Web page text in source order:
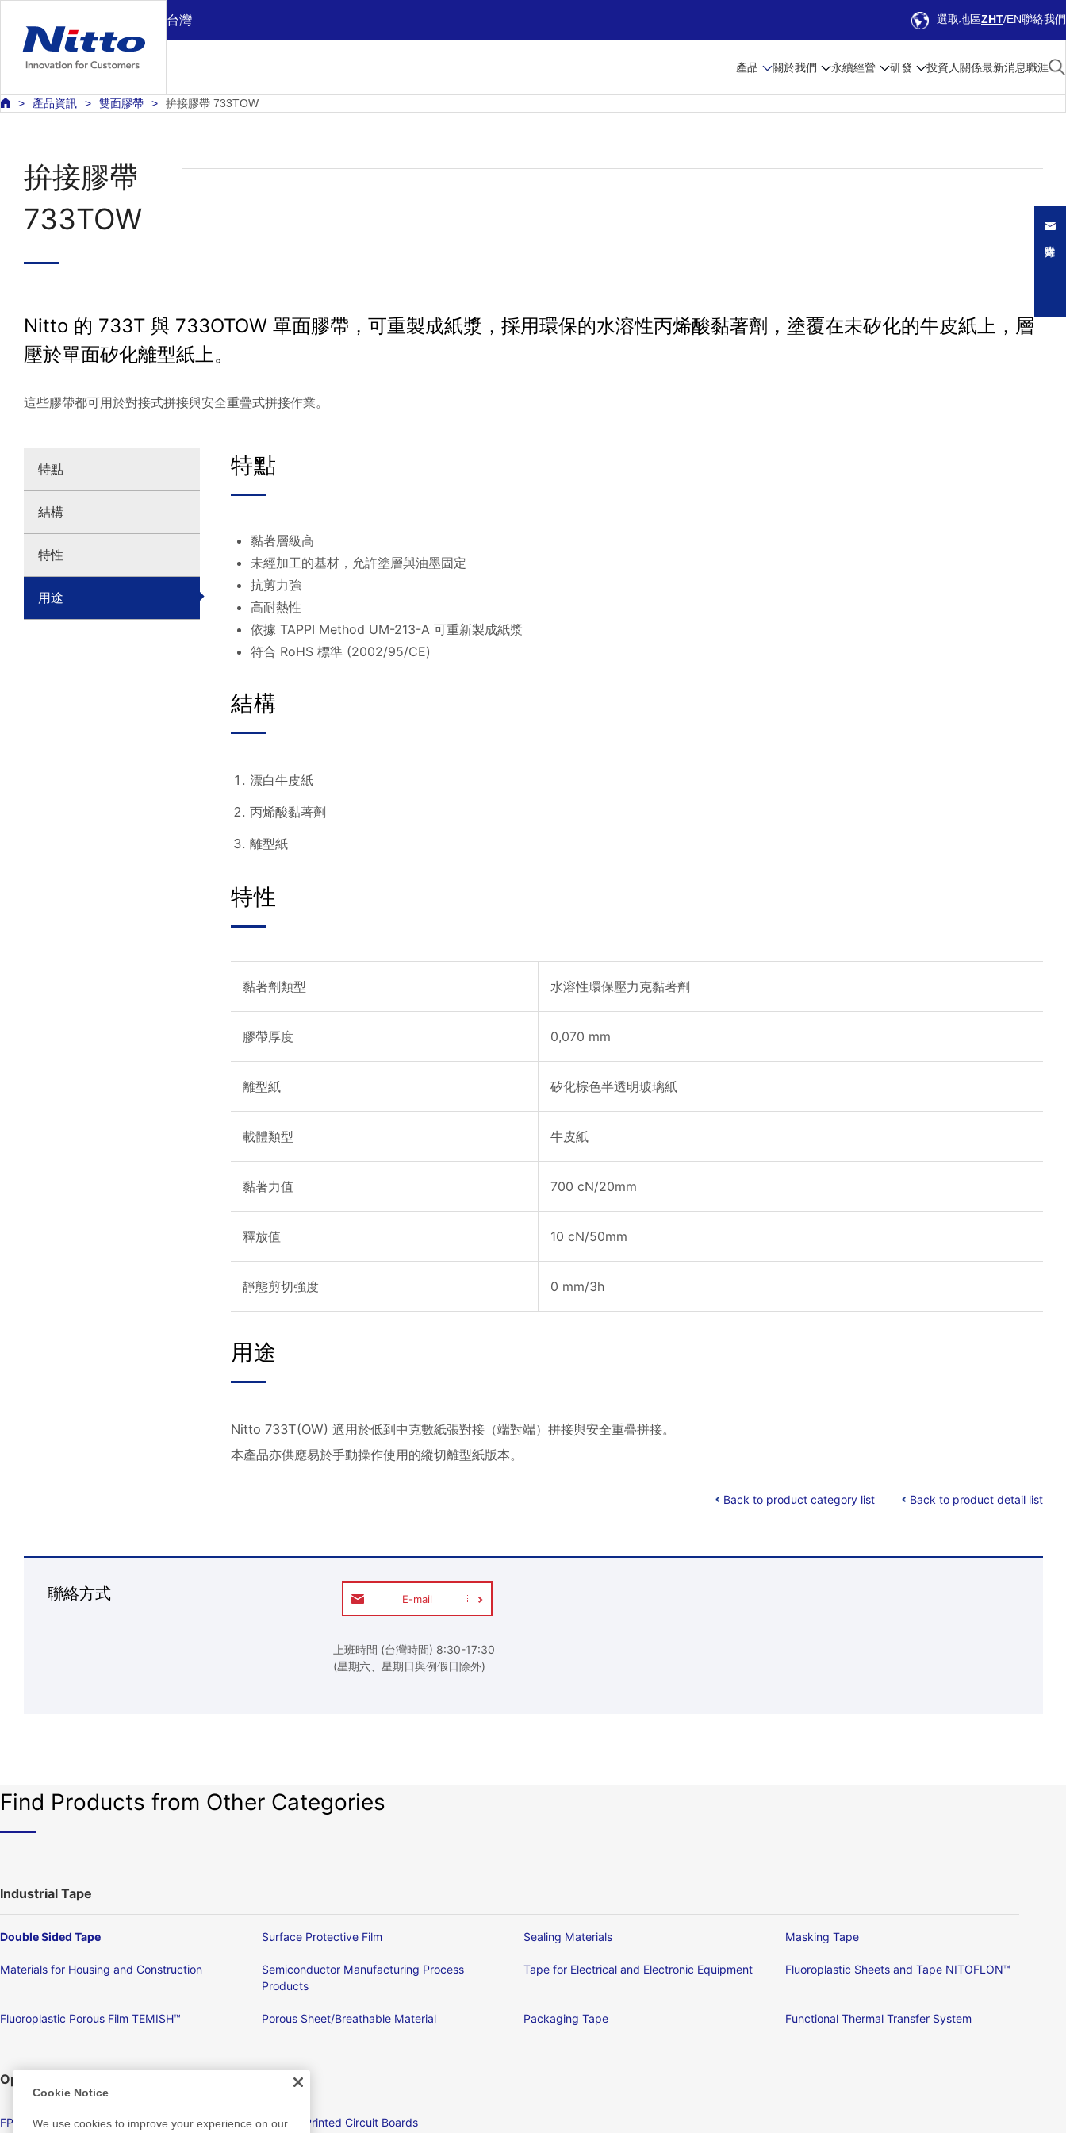
台灣 選取地區ZHT EN聯絡我們
產品 關於我們 永續經營 研發 投資人關係最新消息職涯
產品資訊 雙面膠帶 拚接膠帶 733TOW
拚接膠帶
733TOW
Nitto 的 733T 與 733OTOW 單面膠帶，可重製成紙漿，採用環保的水溶性丙烯酸黏著劑，塗覆在未矽化的牛皮紙上，層
壓於單面矽化離型紙上。
這些膠帶都可用於對接式拼接與安全重疊式拼接作業。
特點
結構
特性
用途
特點
黏著層級高
未經加工的基材，允許塗層與油墨固定
抗剪力強
高耐熱性
依據 TAPPI Method UM-213-A 可重新製成紙漿
符合 RoHS 標準 (2002/95/CE)
結構
漂白牛皮紙
丙烯酸黏著劑
離型紙
特性
黏著劑類型 水溶性環保壓力克黏著劑
膠帶厚度 0,070 mm
離型紙 矽化棕色半透明玻璃紙
載體類型 牛皮紙
黏著力值 700 cN/20mm
釋放值 10 cN/50mm
靜態剪切強度 0 mm/3h
用途
Nitto 733T(OW) 適用於低到中克數紙張對接（端對端）拼接與安全重疊拼接。
本產品亦供應易於手動操作使用的縱切離型紙版本。
Back to product category list Back to product detail list
聯絡方式 E-mail
上班時間 (台灣時間) 8:30-17:30
(星期六、星期日與例假日除外)
Find Products from Other Categories
Industrial Tape
Double Sided Tape Surface Protective Film Sealing Materials Masking Tape
Materials for Housing and Construction
Semiconductor Manufacturing Process
Products
Tape for Electrical and Electronic Equipment Fluoroplastic Sheets and Tape NITOFLON™
Fluoroplastic Porous Film TEMISH™ Porous Sheet/Breathable Material Packaging Tape Functional Thermal Transfer System
Optronics
FPD/Touch Panel Related Products Flexible Printed Circuit Boards
Cookie Notice
We use cookies to improve your experience on our